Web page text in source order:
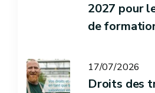
2027 pour
de
17/07/2026
Droits des